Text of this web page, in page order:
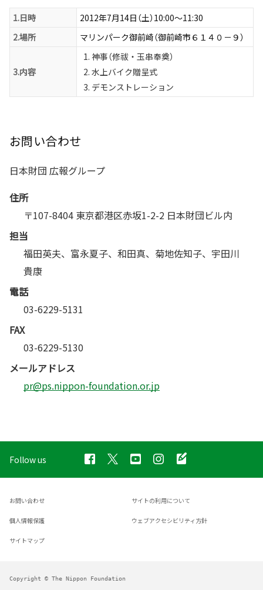
1.日時
2012年7月14日（土）10:00〜11:30
2.場所
マリンパーク御前崎（御前崎市６１４０－９）
3.内容
神事（修祓・玉串奉奠）
水上バイク贈呈式
デモンストレーション
お問い合わせ
日本財団 広報グループ
住所
〒107-8404 東京都港区赤坂1-2-2 日本財団ビル内
担当
福田英夫、富永夏子、和田真、菊地佐知子、宇田川
貴康
電話
03-6229-5131
FAX
03-6229-5130
メールアドレス
pr@ps.nippon-foundation.or.jp
Follow us
お問い合わせ サイトの利用について
個人情報保護 ウェブアクセシビリティ方針
サイトマップ
Copyright © The Nippon Foundation